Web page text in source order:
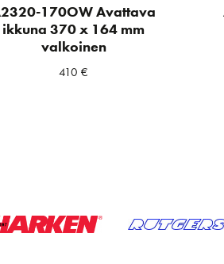
170OW Avattava
ikkuna 370 x 164 mm
valkoinen
410€